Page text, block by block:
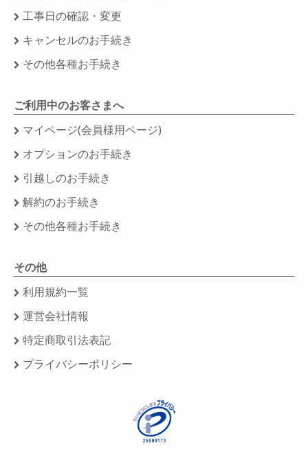
工事日の確認・変更
キャンセルのお手続き
その他各種お手続き
ご利用中のお客さまへ
マイページ(会員様用ページ)
オプションのお手続き
引越しのお手続き
解約のお手続き
その他各種お手続き
その他
利用規約一覧
運営会社情報
特定商取引法表記
プライバシーポリシー